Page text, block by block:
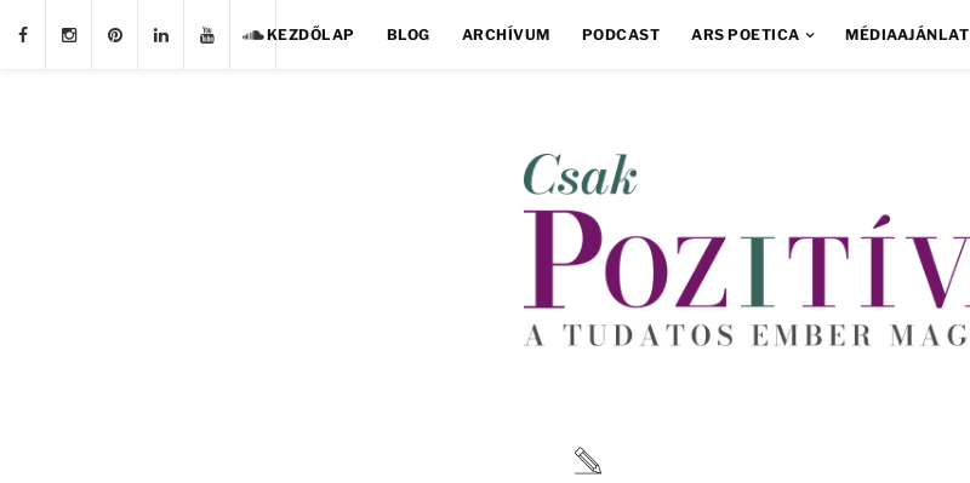
KEZDŐLAP BLOG ARCHÍVUM PODCAST ARS POETICA MÉDIAAJÁNLAT